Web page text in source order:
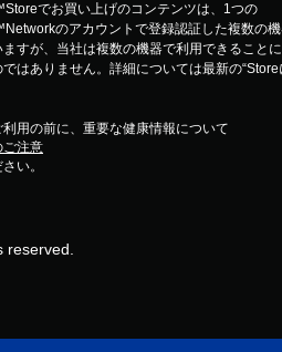
でお買い上げのコンテンツは、1つの
のアカウントで登録認証した複数の
すが、当社は複数の機器で利用できること
はありません。詳細については最新の“Store
用の前に、重要な健康情報について
ご注意
い。
reserved.